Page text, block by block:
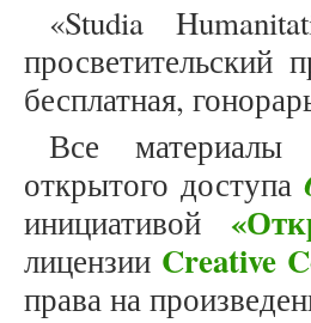
«Studia
просветительский
бесплатная,
Все материалы
открытого доступа
инициативой
лицензии Creative
права на